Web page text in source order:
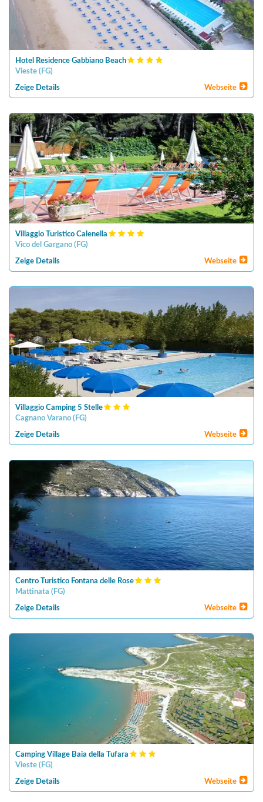
Hotel Residence Gabbiano Beach
Vieste ( FG)
Zeige Details Webseite
Villaggio Turistico Calenella
Vico del Gargano ( FG)
Zeige Details Webseite
Villaggio Camping 5 Stelle
Cagnano Varano ( FG)
Zeige Details Webseite
Centro Turistico Fontana delle Rose
Mattinata ( FG)
Zeige Details Webseite
Camping Village Baia della Tufara
Vieste ( FG)
Zeige Details Webseite